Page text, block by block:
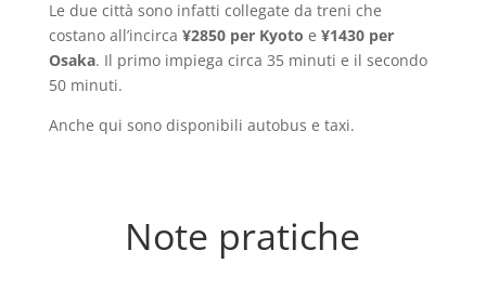
Le due città sono infatti collegate da treni che
costano all’incirca ¥2850 per Kyoto e ¥1430 per
Osaka. Il primo impiega circa 35 minuti e il secondo
50 minuti.
Anche qui sono disponibili autobus e taxi.
Note pratiche